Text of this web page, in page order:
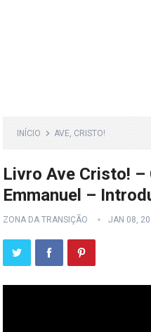
INÍCIO AVE, CRISTO!
Livro Ave Cristo! –
Emmanuel –
ZONA DA TRANSIÇÃO JAN 08,